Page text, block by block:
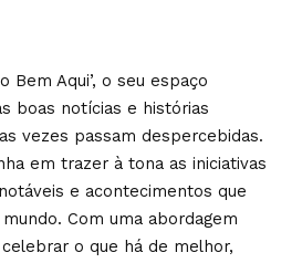
Bem Aqui’, o seu espaço
boas notícias e histórias
vezes passam despercebidas.
em trazer à tona as iniciativas
e acontecimentos que
Com uma abordagem
o que há de melhor,